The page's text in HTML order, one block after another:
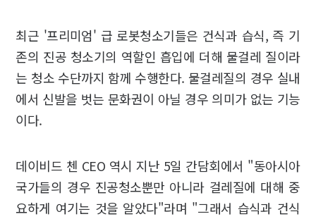
최근 '프리미엄' 급 로봇청소기들은 건식과 습식, 즉 기
존의 진공 청소기의 역할인 흡입에 더해 물걸레 질이라
는 청소 수단까지 함께 수행한다. 물걸레질의 경우 실내
에서 신발을 벗는 문화권이 아닐 경우 의미가 없는 기능
이다.
데이비드 첸 CEO 역시 지난 5일 간담회에서 "동아시아
국가들의 경우 진공청소뿐만 아니라 걸레질에 대해 중
요하게 여기는 것을 알았다"라며 "그래서 습식과 건식